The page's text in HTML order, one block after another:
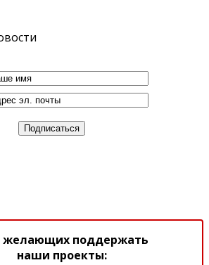
желающих поддержать
наши проекты: